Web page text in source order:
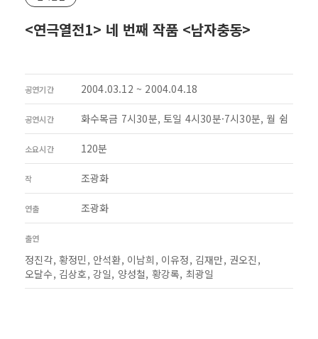
<연극열전1> 네 번째 작품 <남자충동>
공연기간 2004.03.12 ~ 2004.04.18
공연시간 화수목금 7시30분, 토일 4시30분·7시30분, 월 쉼
소요시간 120분
작 조광화
연출 조광화
출연
정진각, 황정민, 안석환, 이남희, 이유정, 김재만, 권오진,
오달수, 김상호, 강일, 양성철, 황강록, 최광일